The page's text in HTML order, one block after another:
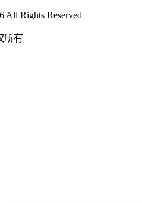
All Rights Reserved
所有